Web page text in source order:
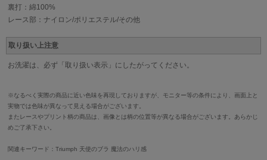
裏打：綿100%
レース部：ナイロン/ポリエステル/その他
取り扱い上注意
お洗濯は、必ず「取り扱い表示」にしたがってください。
※なるべく実際の商品に近い色味を再現しておりますが、モニター等の条件により、画面上と
実物では色味が異なって見える場合がございます。
またレースやプリント柄の商品は、画像とは柄の位置等が異なる場合がございます。あらかじ
めご了承下さい。
関連キーワード：Triumph 天使のブラ 魔法のハリ感